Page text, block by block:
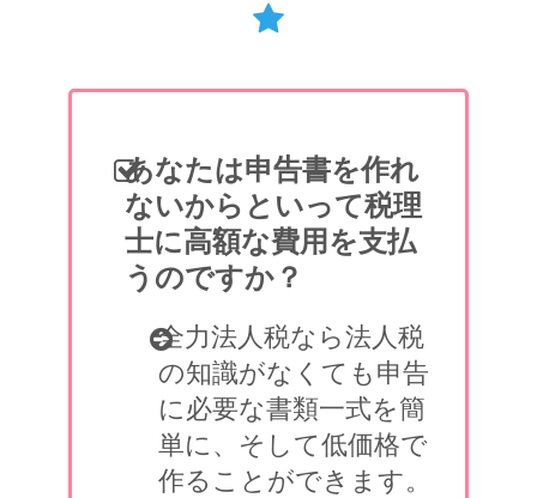
あなたは申告書を作れ
ないからといって税理
士に高額な費用を支払
うのですか？
全力法人税なら法人税
の知識がなくても申告
に必要な書類一式を簡
単に、そして低価格で
作ることができます。